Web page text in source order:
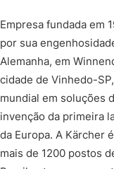
Empresa fundada em
por sua
Alemanha, em
cidade de Vinhedo-
mundial em soluções
invenção da primeira
da Europa. A Kärcher
mais de 1200 postos